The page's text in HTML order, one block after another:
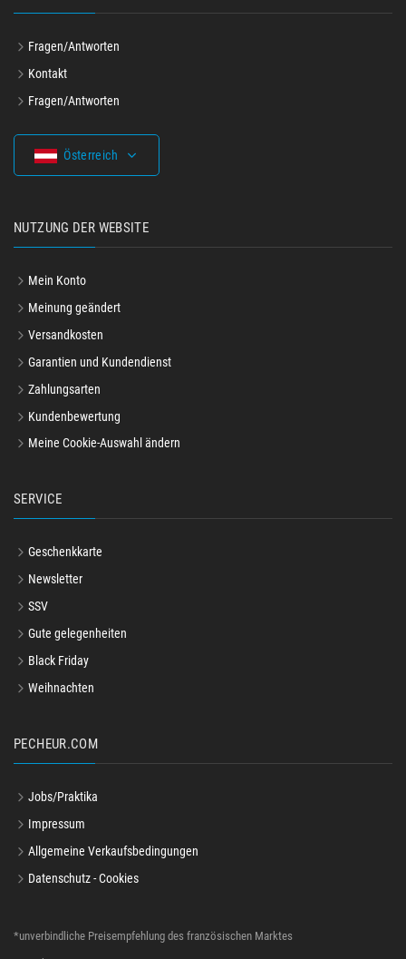
Fragen/Antworten
Kontakt
Fragen/Antworten
Österreich
NUTZUNG DER WEBSITE
Mein Konto
Meinung geändert
Versandkosten
Garantien und Kundendienst
Zahlungsarten
Kundenbewertung
Meine Cookie-Auswahl ändern
SERVICE
Geschenkkarte
Newsletter
SSV
Gute gelegenheiten
Black Friday
Weihnachten
PECHEUR.COM
Jobs/Praktika
Impressum
Allgemeine Verkaufsbedingungen
Datenschutz - Cookies
*unverbindliche Preisempfehlung des französischen Marktes